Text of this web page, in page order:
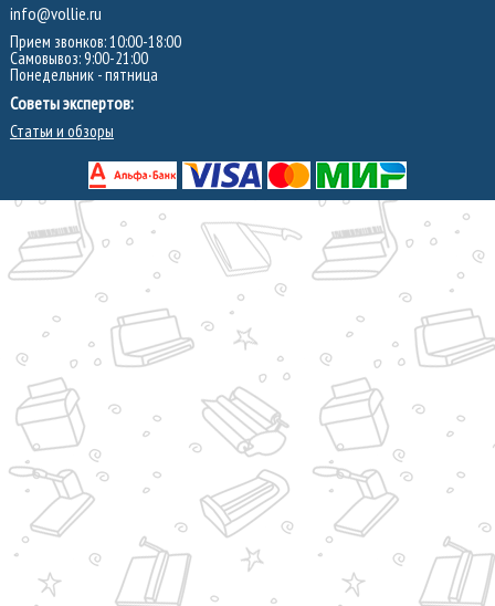
info@vollie.ru
Прием звонков: 10:00-18:00
Самовывоз: 9:00-21:00
Понедельник - пятница
Советы экспертов:
Статьи и обзоры